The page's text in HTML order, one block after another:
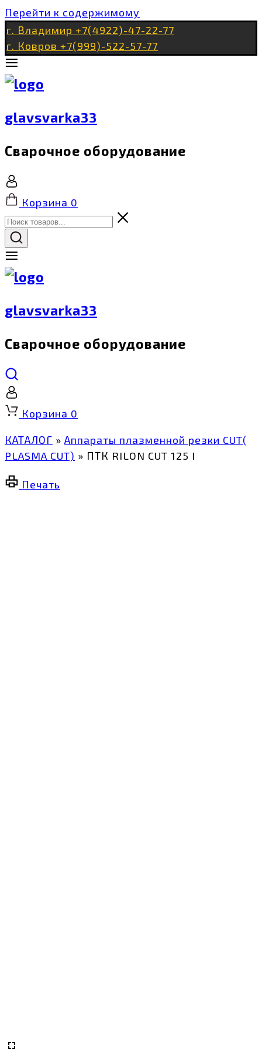
Перейти к содержимому
г. Владимир +7(4922)-47-22-77
г. Ковров +7(999)-522-57-77
glavsvarka33
Сварочное оборудование
Корзина 0
glavsvarka33
Сварочное оборудование
Корзина 0
КАТАЛОГ » Аппараты плазменной резки CUT(
PLASMA CUT) » ПТК RILON CUT 125 I
Печать